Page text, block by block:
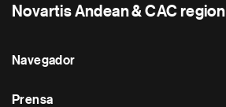
Novartis Andean & CAC region
Navegador
Prensa